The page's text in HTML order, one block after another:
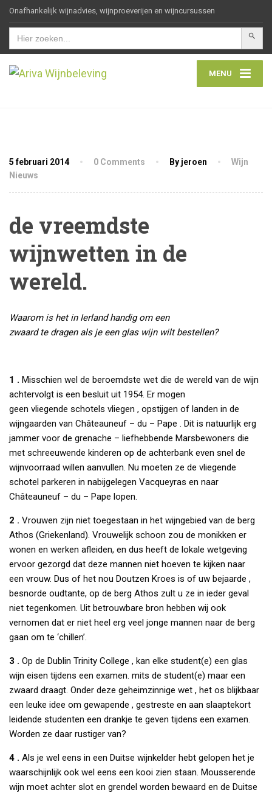
Onafhankelijk wijnadvies, wijnproeverijen en wijncursussen
Zoek
naar:
MENU
5 februari 2014 0 Comments By jeroen
Wijn
Nieuws
de vreemdste
wijnwetten in de
wereld.
Waarom is het in Ierland handig om een
zwaard te dragen als je een glas wijn wilt bestellen?
1 . Misschien wel de beroemdste wet die de wereld van de wijn
achtervolgt is een besluit uit 1954. Er mogen
geen vliegende schotels vliegen , opstijgen of landen in de
wijngaarden van Châteauneuf – du – Pape . Dit is natuurlijk erg
jammer voor de grenache – liefhebbende Marsbewoners die
met schreeuwende kinderen op de achterbank even snel de
wijnvoorraad willen aanvullen. Nu moeten ze de vliegende
schotel parkeren in nabijgelegen Vacqueyras en naar
Châteauneuf – du – Pape lopen.
2 . Vrouwen zijn niet toegestaan ​​in het wijngebied van de berg
Athos (Griekenland). Vrouwelijk schoon zou de monikken er
wonen en werken afleiden, en dus heeft de lokale wetgeving
ervoor gezorgd dat deze mannen niet hoeven te kijken naar
een vrouw. Dus of het nou Doutzen Kroes is of uw bejaarde ,
besnorde oudtante, op de berg Athos zult u ze in ieder geval
niet tegenkomen. Uit betrouwbare bron hebben wij ook
vernomen dat er niet heel erg veel jonge mannen naar de berg
gaan om te ‘chillen’.
3 . Op de Dublin Trinity College , kan elke student(e) een glas
wijn eisen tijdens een examen. mits de student(e) maar een
zwaard draagt. Onder deze geheimzinnige wet , het os blijkbaar
een leuke idee om gewapende , gestreste en aan slaaptekort
leidende studenten een drankje te geven tijdens een examen.
Worden ze daar rustiger van?
4 . Als je wel eens in een Duitse wijnkelder hebt gelopen het je
waarschijnlijk ook wel eens een kooi zien staan. Mousserende
wijn moet achter slot en grendel worden bewaard en de Duitse